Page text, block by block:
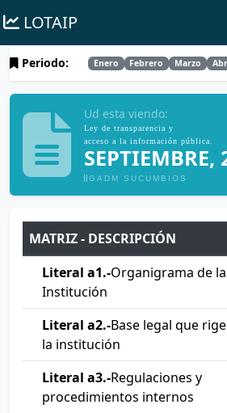
LOTAIP
Periodo: Enero Febrero Marzo
Ud esta viendo:
Ley de transparencia y
acceso a la información pública.
SEPTIEMBRE,
GADM SUCUMBIOS
MATRIZ - DESCRIPCIÓN
Literal a1.-Organigrama de la
Institución
Literal a2.-Base legal que
la institución
Literal a3.-Regulaciones y
procedimientos internos